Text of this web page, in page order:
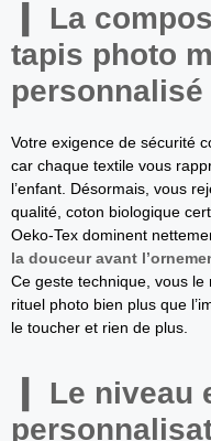
La
tapis photo
personnalisé
Votre exigence de sécurité
car chaque textile vous
l’enfant. Désormais, vous
qualité, coton biologique
Oeko-Tex dominent
la douceur avant
Ce geste technique, vous
rituel photo bien plus que
le toucher et rien de plus.
Le niveau